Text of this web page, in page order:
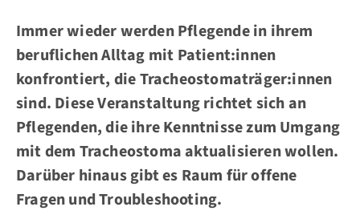
Immer wieder werden Pflegende in ihrem
beruflichen Alltag mit Patient:innen
konfrontiert, die Tracheostomaträger:innen
sind. Diese Veranstaltung richtet sich an
Pflegenden, die ihre Kenntnisse zum Umgang
mit dem Tracheostoma aktualisieren wollen.
Darüber hinaus gibt es Raum für offene
Fragen und Troubleshooting.